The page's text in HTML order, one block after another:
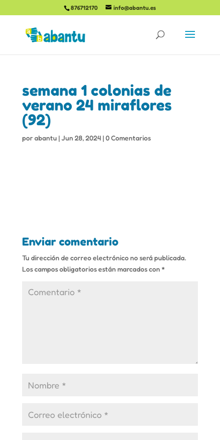
876712170 info@abantu.es
semana 1 colonias de
verano 24 miraflores
(92)
porabantu |Jun 28, 2024 |0 Comentarios
Enviar comentario
Tu dirección de correo electrónico no será publicada.
Los campos obligatorios están marcados con*